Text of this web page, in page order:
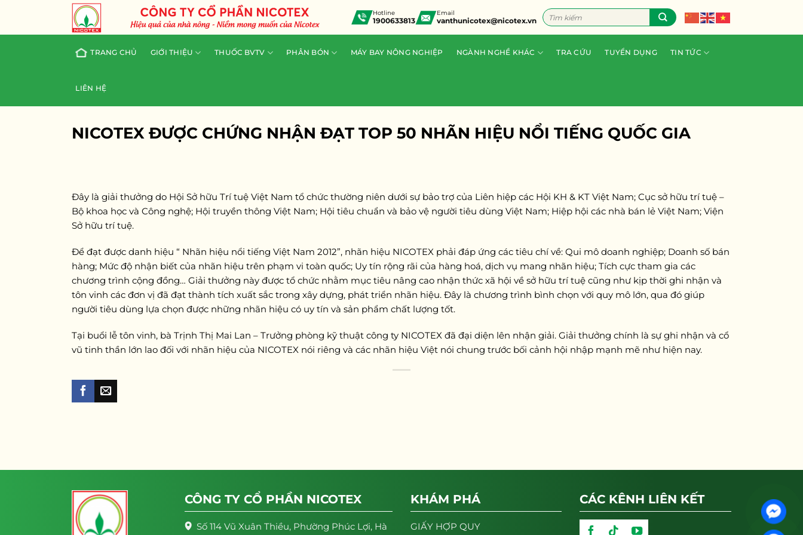
content
Hotline
1900633813
Email
vanthunicotex@nicotex.vn
Tìm
kiếm:
TRANG CHỦ GIỚI THIỆU THUỐC BVTV PHÂN BÓN MÁY BAY NÔNG NGHIỆP NGÀNH NGHỀ KHÁC TRA CỨU TUYỂN DỤNG TIN TỨC
LIÊN HỆ
NICOTEX ĐƯỢC CHỨNG NHẬN ĐẠT TOP 50 NHÃN HIỆU NỔI TIẾNG QUỐC GIA
Đây là giải thưởng do Hội Sở hữu Trí tuệ Việt Nam tổ chức thường niên dưới sự bảo trợ của Liên hiệp các Hội KH & KT Việt Nam; Cục sở hữu trí tuệ –
Bộ khoa học và Công nghệ; Hội truyền thông Việt Nam; Hội tiêu chuẩn và bảo vệ người tiêu dùng Việt Nam; Hiệp hội các nhà bán lẻ Việt Nam; Viện
Sở hữu trí tuệ.
Để đạt được danh hiệu “ Nhãn hiệu nổi tiếng Việt Nam 2012”, nhãn hiệu NICOTEX phải đáp ứng các tiêu chí về: Qui mô doanh nghiệp; Doanh số bán
hàng; Mức độ nhận biết của nhãn hiệu trên phạm vi toàn quốc; Uy tín rộng rãi của hàng hoá, dịch vụ mang nhãn hiệu; Tích cực tham gia các
chương trình cộng đồng… Giải thưởng này được tổ chức nhằm mục tiêu nâng cao nhận thức xã hội về sở hữu trí tuệ cũng như kịp thời ghi nhận và
tôn vinh các đơn vị đã đạt thành tích xuất sắc trong xây dựng, phát triển nhãn hiệu. Đây là chương trình bình chọn với quy mô lớn, qua đó giúp
người tiêu dùng lựa chọn được những nhãn hiệu có uy tín và sản phẩm chất lượng tốt.
Tại buổi lễ tôn vinh, bà Trịnh Thị Mai Lan – Trưởng phòng kỹ thuật công ty NICOTEX đã đại diện lên nhận giải. Giải thưởng chính là sự ghi nhận và cổ
vũ tinh thần lớn lao đối với nhãn hiệu của NICOTEX nói riêng và các nhãn hiệu Việt nói chung trước bối cảnh hội nhập mạnh mẽ như hiện nay.
CÔNG TY CỔ PHẦN NICOTEX
Số 114 Vũ Xuân Thiều, Phường Phúc Lợi, Hà
KHÁM PHÁ
GIẤY HỢP QUY
CÁC KÊNH LIÊN KẾT